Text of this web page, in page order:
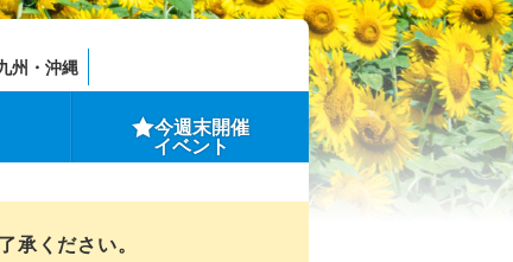
州・沖縄
今週末開催
イベント
ください。